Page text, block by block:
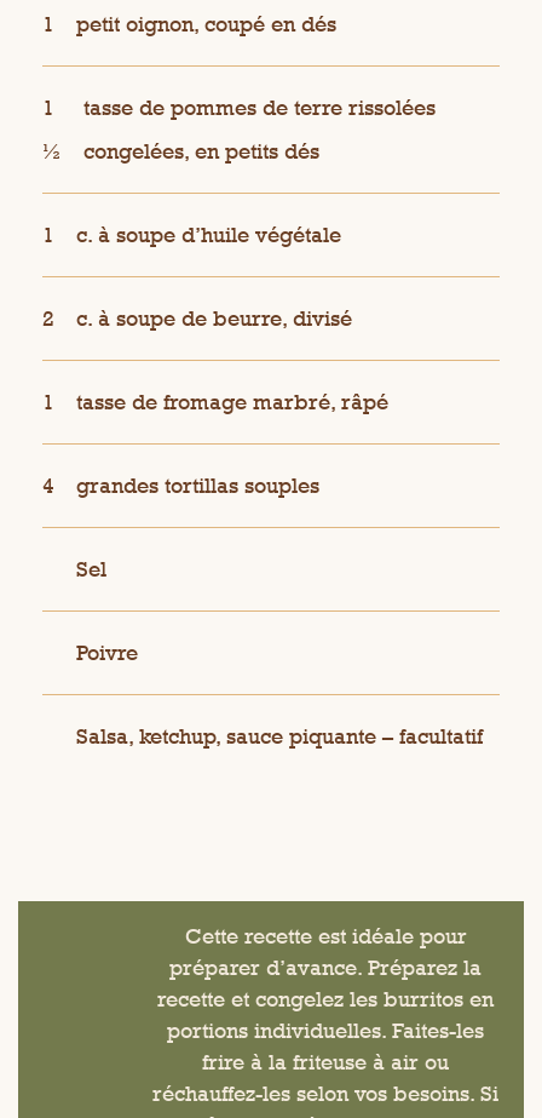
1 petit oignon, coupé en dés
1
½
tasse de pommes de terre rissolées
congelées, en petits dés
1 c. à soupe d’huile végétale
2 c. à soupe de beurre, divisé
1 tasse de fromage marbré, râpé
4 grandes tortillas souples
Sel
Poivre
Salsa, ketchup, sauce piquante – facultatif
Cette recette est idéale pour
préparer d’avance. Préparez la
recette et congelez les burritos en
portions individuelles. Faites-les
frire à la friteuse à air ou
réchauffez-les selon vos besoins. Si